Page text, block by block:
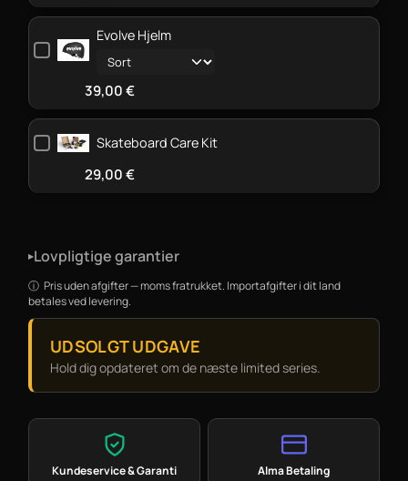
Evolve Hjelm
39,00€
Skateboard Care Kit
29,00€
▸Lovpligtige garantier
Pris uden afgifter — moms fratrukket. Importafgifter i dit land
betales ved levering.
UDSOLGT UDGAVE
Hold dig opdateret om de næste limited series.
Kundeservice & Garanti Alma Betaling